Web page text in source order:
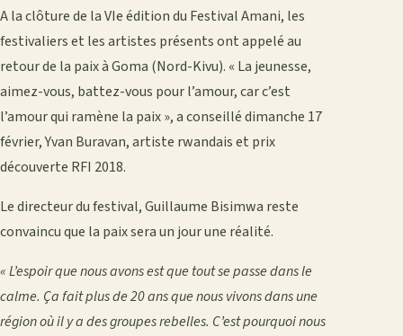
A la clôture de la VIe édition du Festival Amani, les
festivaliers et les artistes présents ont appelé au
retour de la paix à Goma (Nord-Kivu). « La jeunesse,
aimez-vous, battez-vous pour l’amour, car c’est
l’amour qui ramène la paix », a conseillé dimanche 17
février, Yvan Buravan, artiste rwandais et prix
découverte RFI 2018.
Le directeur du festival, Guillaume Bisimwa reste
convaincu que la paix sera un jour une réalité.
« L’espoir que nous avons est que tout se passe dans le
calme. Ça fait plus de 20 ans que nous vivons dans une
région où il y a des groupes rebelles. C’est pourquoi nous